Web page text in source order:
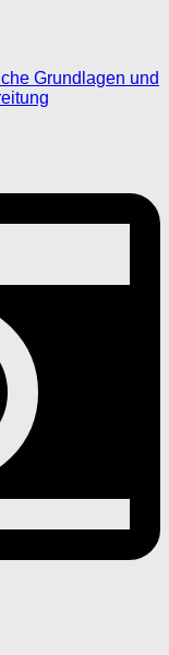
Grundlagen und